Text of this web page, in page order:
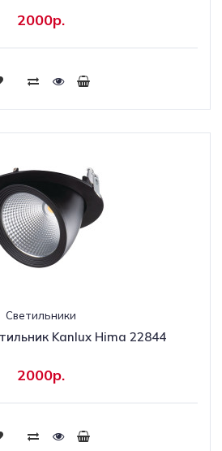
2000р.
Светильники
Kanlux Hima 22844
2000р.